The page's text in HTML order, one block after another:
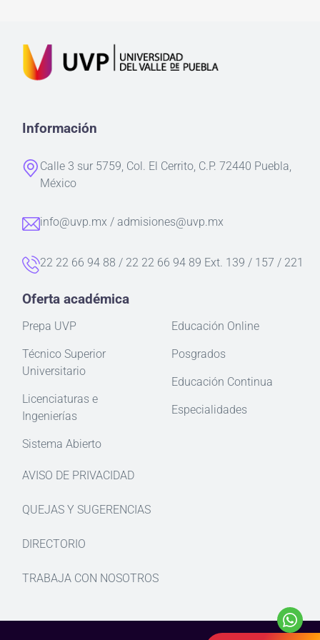
Información
Calle 3 sur 5759, Col. El Cerrito, C.P. 72440 Puebla,
México
info@uvp.mx / admisiones@uvp.mx
22 22 66 94 88 / 22 22 66 94 89 Ext. 139 / 157 / 221
Oferta académica
Prepa UVP
Técnico Superior
Universitario
Licenciaturas e
Ingenierías
Sistema Abierto
Educación Online
Posgrados
Educación Continua
Especialidades
AVISO DE PRIVACIDAD
QUEJAS Y SUGERENCIAS
DIRECTORIO
TRABAJA CON NOSOTROS